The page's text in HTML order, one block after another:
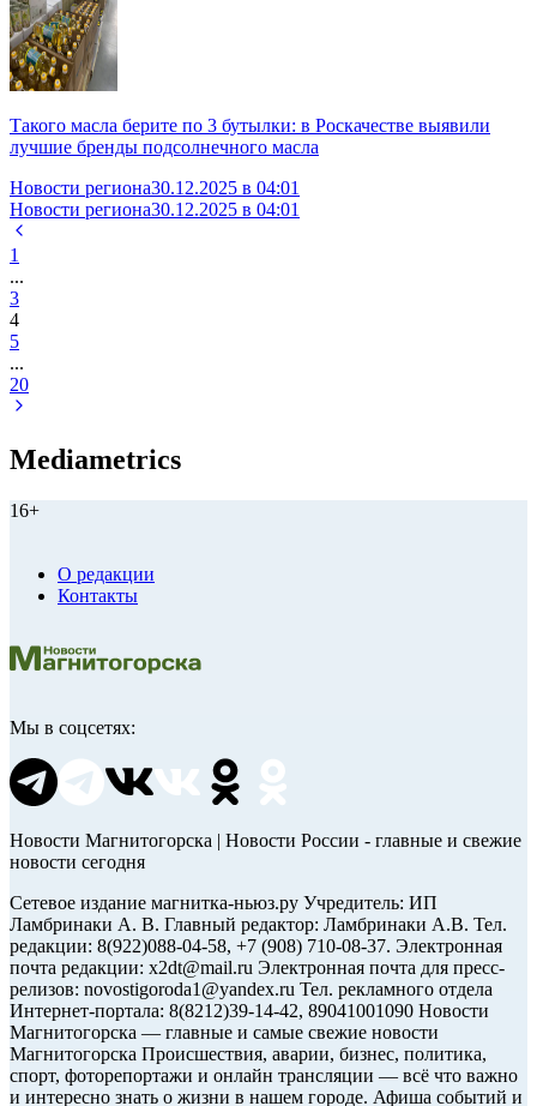
Такого масла берите по 3 бутылки: в Роскачестве выявили
лучшие бренды подсолнечного масла
Новости региона30.12.2025 в 04:01
Новости региона30.12.2025 в 04:01
1
...
3
4
5
...
20
Mediametrics
16+
О редакции
Контакты
Мы в соцсетях:
Новости Магнитогорска | Новости России - главные и свежие
новости сегодня
Сетевое издание магнитка-ньюз.ру Учредитель: ИП
Ламбринаки А. В. Главный редактор: Ламбринаки А.В. Тел.
редакции: 8(922)088-04-58, +7 (908) 710-08-37. Электронная
почта редакции: x2dt@mail.ru Электронная почта для пресс-
релизов: novostigoroda1@yandex.ru Тел. рекламного отдела
Интернет-портала: 8(8212)39-14-42, 89041001090 Новости
Магнитогорска — главные и самые свежие новости
Магнитогорска Происшествия, аварии, бизнес, политика,
спорт, фоторепортажи и онлайн трансляции — всё что важно
и интересно знать о жизни в нашем городе. Афиша событий и